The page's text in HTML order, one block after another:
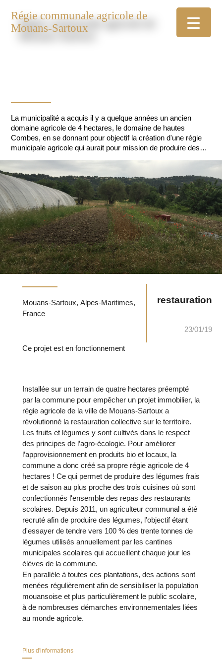
Régie communale agricole de
Mouans-Sartoux
La municipalité a acquis il y a quelque années un ancien
domaine agricole de 4 hectares, le domaine de hautes
Combes, en se donnant pour objectif la création d'une régie
municipale agricole qui aurait pour mission de produire des
23/01/19
restauration
Mouans-Sartoux, Alpes-Maritimes,
France
Ce projet est en fonctionnement
Installée sur un terrain de quatre hectares préempté
par la commune pour empêcher un projet immobilier, la
régie agricole de la ville de Mouans-Sartoux a
révolutionné la restauration collective sur le territoire.
Les fruits et légumes y sont cultivés dans le respect
des principes de l’agro-écologie. Pour améliorer
l’approvisionnement en produits bio et locaux, la
commune a donc créé sa propre régie agricole de 4
hectares ! Ce qui permet de produire des légumes frais
et de saison au plus proche des trois cuisines où sont
confectionnés l'ensemble des repas des restaurants
scolaires. Depuis 2011, un agriculteur communal a été
recruté afin de produire des légumes, l'objectif étant
d'essayer de tendre vers 100 % des trente tonnes de
légumes utilisés annuellement par les cantines
municipales scolaires qui accueillent chaque jour les
élèves de la commune.
En parallèle à toutes ces plantations, des actions sont
menées régulièrement afin de sensibiliser la population
mouansoise et plus particulièrement le public scolaire,
à de nombreuses démarches environnementales liées
au monde agricole.
Plus d'informations